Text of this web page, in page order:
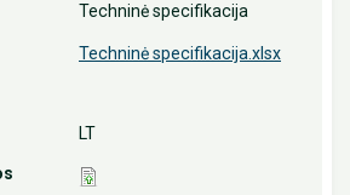
Techninė specifikacija
Techninė specifikacija.xlsx
LT